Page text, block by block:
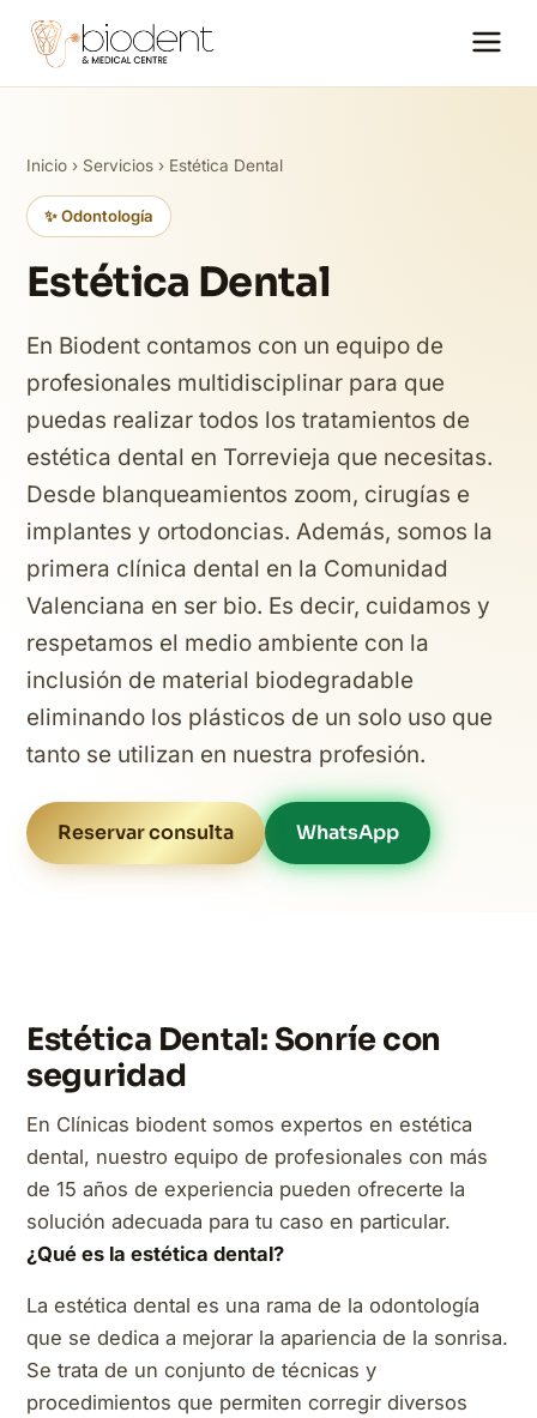
Inicio › Servicios › Estética Dental
✨ Odontología
Estética Dental
En Biodent contamos con un equipo de
profesionales multidisciplinar para que
puedas realizar todos los tratamientos de
estética dental en Torrevieja que necesitas.
Desde blanqueamientos zoom, cirugías e
implantes y ortodoncias. Además, somos la
primera clínica dental en la Comunidad
Valenciana en ser bio. Es decir, cuidamos y
respetamos el medio ambiente con la
inclusión de material biodegradable
eliminando los plásticos de un solo uso que
tanto se utilizan en nuestra profesión.
Reservar consulta WhatsApp
Estética Dental: Sonríe con
seguridad
En Clínicas biodent somos expertos en estética
dental, nuestro equipo de profesionales con más
de 15 años de experiencia pueden ofrecerte la
solución adecuada para tu caso en particular.
¿Qué es la estética dental?
La estética dental es una rama de la odontología
que se dedica a mejorar la apariencia de la sonrisa.
Se trata de un conjunto de técnicas y
procedimientos que permiten corregir diversos